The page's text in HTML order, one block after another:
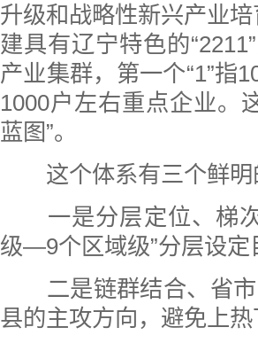
升级和战略性新兴产业
建具有辽宁特色的
产业集群，第一个“1”指
1000户左右重点企业。
蓝图”。
这个体系有三个鲜明
一是分层定位、梯次
级—9个区域级”分层设定
二是链群结合、省市
县的主攻方向，避免上